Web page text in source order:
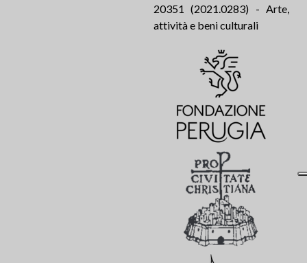
20351 (2021.0283) - Arte,
attività e beni culturali